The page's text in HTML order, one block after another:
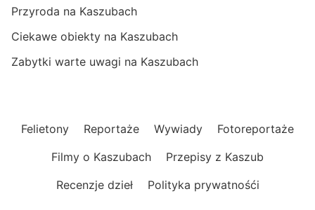
Przyroda na Kaszubach
Ciekawe obiekty na Kaszubach
Zabytki warte uwagi na Kaszubach
Felietony Reportaże Wywiady
Fotoreportaże
Filmy o Kaszubach
Przepisy z Kaszub
Recenzje dzieł
Polityka prywatnośći